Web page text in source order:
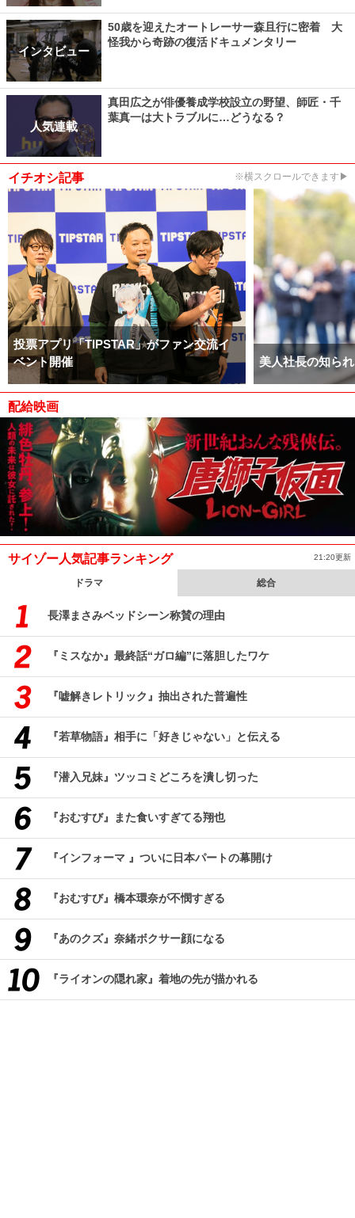
インタビュー
50歳を迎えたオートレーサー森且行に密着 大
怪我から奇跡の復活ドキュメンタリー
人気連載
真田広之が俳優養成学校設立の野望、師匠・千
葉真一は大トラブルに…どうなる？
イチオシ記事 ※横スクロールできます▶
投票アプリ「TIPSTAR」がファン交流イ
ベント開催
美人社長の知ら
配給映画
サイゾー人気記事ランキング 21:20更新
ドラマ 総合
長澤まさみベッドシーン称賛の理由
『ミスなか』最終話“ガロ編”に落胆したワケ
『嘘解きレトリック』抽出された普遍性
『若草物語』相手に「好きじゃない」と伝える
『潜入兄妹』ツッコミどころを潰し切った
『おむすび』また食いすぎてる翔也
『インフォーマ 』ついに日本パートの幕開け
『おむすび』橋本環奈が不憫すぎる
『あのクズ』奈緒ボクサー顔になる
『ライオンの隠れ家』着地の先が描かれる